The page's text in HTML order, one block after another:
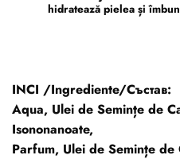
hidratează pielea și
INCI /Ingrediente/Състав:
Aqua, Ulei de Semințe de
Isononanoate,
Parfum, Ulei de Semințe de